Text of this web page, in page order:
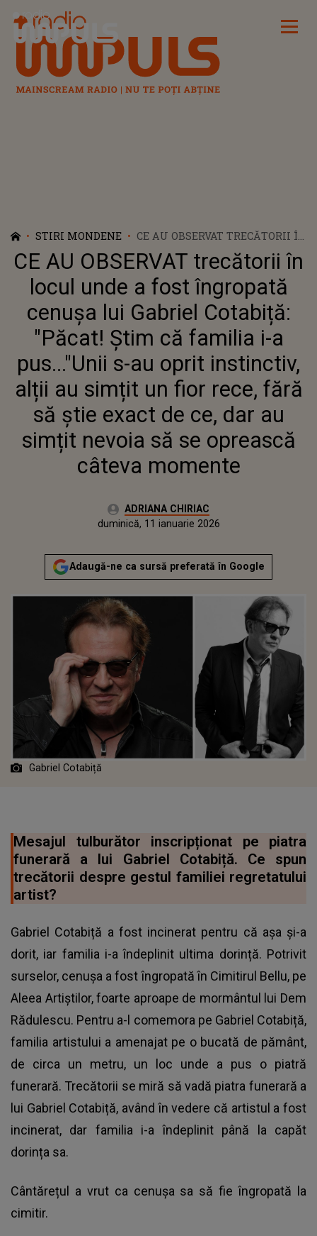
Radio Impuls
STIRI MONDENE
CE AU OBSERVAT TRECĂTORII ÎN
LOCUL UNDE A FOST
ÎNGROPATĂ CENUȘA LUI
GABRIEL COTABIȚĂ: "PĂCAT!
ȘTIM CĂ FAMILIA I-A
PUS..."UNII S-AU OPRIT
INSTINCTIV, ALȚII AU SIMȚIT
UN FIOR RECE, FĂRĂ SĂ ȘTIE
EXACT DE CE, DAR AU SIMȚIT
NEVOIA SĂ SE OPREASCĂ
CÂTEVA MOMENTE
CE AU OBSERVAT trecătorii în
locul unde a fost îngropată
cenușa lui Gabriel Cotabiță:
"Păcat! Știm că familia i-a
pus..."Unii s-au oprit instinctiv,
alții au simțit un fior rece, fără
să știe exact de ce, dar au
simțit nevoia să se oprească
câteva momente
Autor:ADRIANA CHIRIAC
duminică, 11 ianuarie 2026
Actualizat:
duminică, 11 ianuarie 2026
Adaugă-ne ca sursă preferată în Google
Gabriel Cotabiță
Mesajul tulburător inscripționat pe piatra
funerară a lui Gabriel Cotabiță. Ce spun
trecătorii despre gestul familiei regretatului
artist?
Gabriel Cotabiță a fost incinerat pentru că așa și-a
dorit, iar familia i-a îndeplinit ultima dorință. Potrivit
surselor, cenușa a fost îngropată în Cimitirul Bellu, pe
Aleea Artiștilor, foarte aproape de mormântul lui Dem
Rădulescu. Pentru a-l comemora pe Gabriel Cotabiță,
familia artistului a amenajat pe o bucată de pământ,
de circa un metru, un loc unde a pus o piatră
funerară. Trecătorii se miră să vadă piatra funerară a
lui Gabriel Cotabiță, având în vedere că artistul a fost
incinerat, dar familia i-a îndeplinit până la capăt
dorința sa.
Cântărețul a vrut ca cenușa sa să fie îngropată la
cimitir.